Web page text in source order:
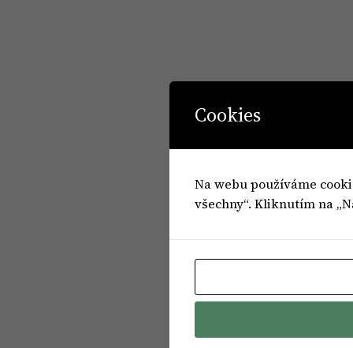
Cookies
Na webu používáme
všechny“. Kliknutím na